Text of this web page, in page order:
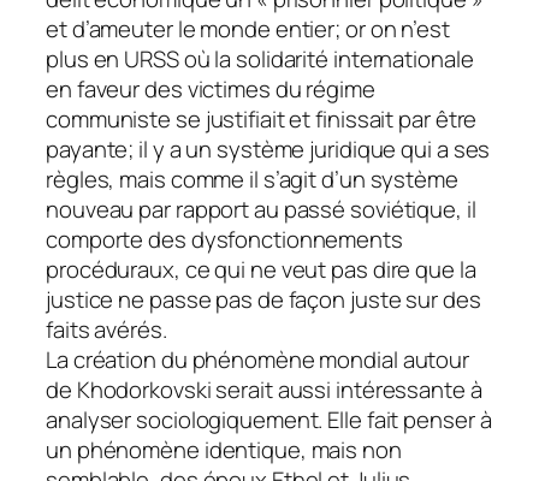
et d’ameuter le monde entier; or on n’est
plus en URSS où la solidarité internationale
en faveur des victimes du régime
communiste se justifiait et finissait par être
payante; il y a un système juridique qui a ses
règles, mais comme il s’agit d’un système
nouveau par rapport au passé soviétique, il
comporte des dysfonctionnements
procéduraux, ce qui ne veut pas dire que la
justice ne passe pas de façon juste sur des
faits avérés.
La création du phénomène mondial autour
de Khodorkovski serait aussi intéressante à
analyser sociologiquement. Elle fait penser à
un phénomène identique, mais non